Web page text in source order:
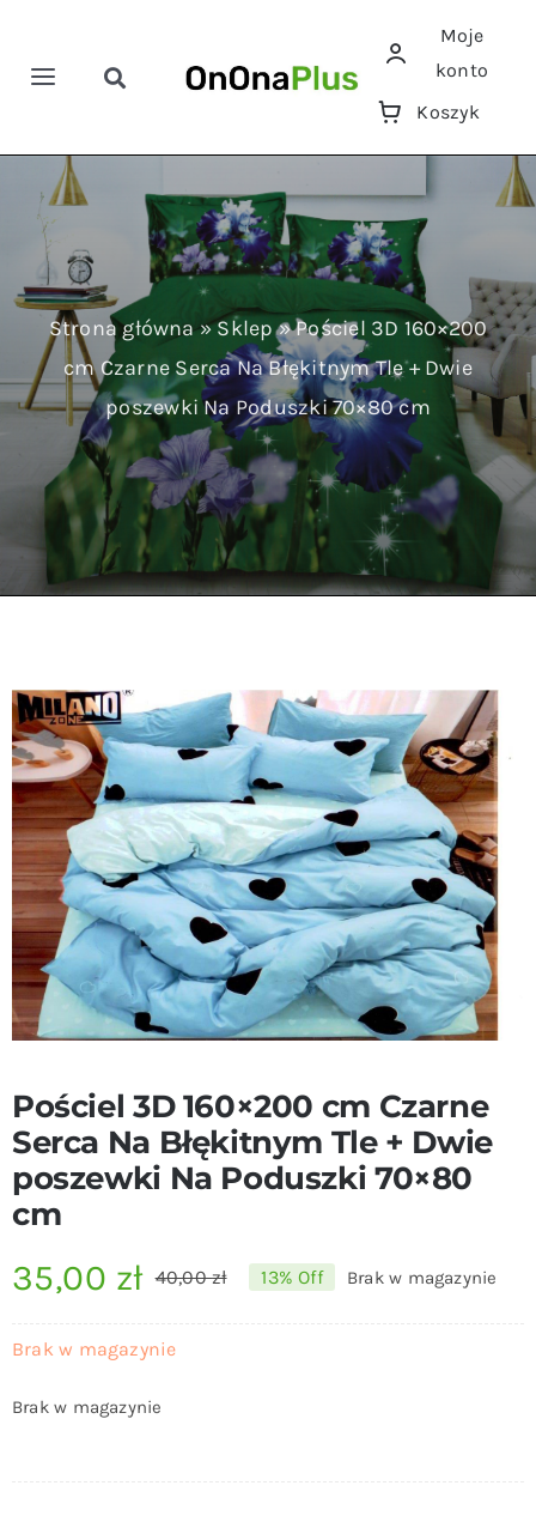
zawartości
Toggle
Pościele
Ręczniki
Koce
Prześcieradła
Toggle
Moje
konto
Koszyk
Strona główna»Sklep»Pościel 3D 160×200
cm Czarne Serca Na Błękitnym Tle + Dwie
poszewki Na Poduszki 70×80 cm
Pościel 3D 160×200 cm Czarne
Serca Na Błękitnym Tle + Dwie
poszewki Na Poduszki 70×80
cm
40,00złPierwotna
35,00 zł
Aktualna
13% Off Brak w magazynie
Brak w magazynie
Brak w magazynie